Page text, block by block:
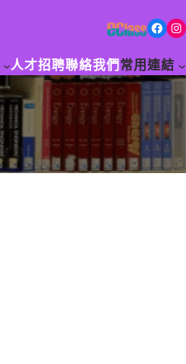
Facebook Instagram
人才招聘聯絡我們 常用連結